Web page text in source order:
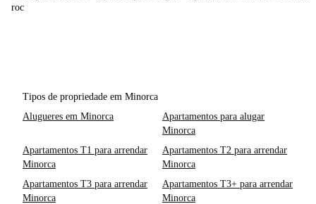
roc
Tipos de propriedade em Minorca
Alugueres em Minorca
Apartamentos para alugar
Minorca
Apartamentos T1 para arrendar
Minorca
Apartamentos T2 para arrendar
Minorca
Apartamentos T3 para arrendar
Minorca
Apartamentos T3+ para arrendar
Minorca